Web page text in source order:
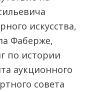
искусства,
Фаберже,
по истории
аукционного
совета